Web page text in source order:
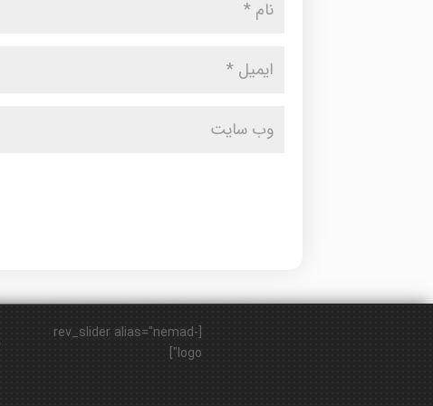
[rev_slider alias="nemad-
logo"]